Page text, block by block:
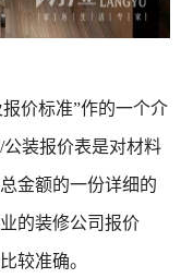
价标准”作的一个介
装报价表是对材料
金额的一份详细的
的装修公司报价
较准确。